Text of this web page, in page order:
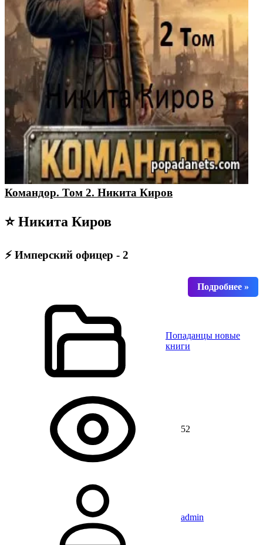
Командор. Том 2. Никита Киров
⭐ Никита Киров
⚡ Имперский офицер - 2
Попаданцы новые
книги
52
admin